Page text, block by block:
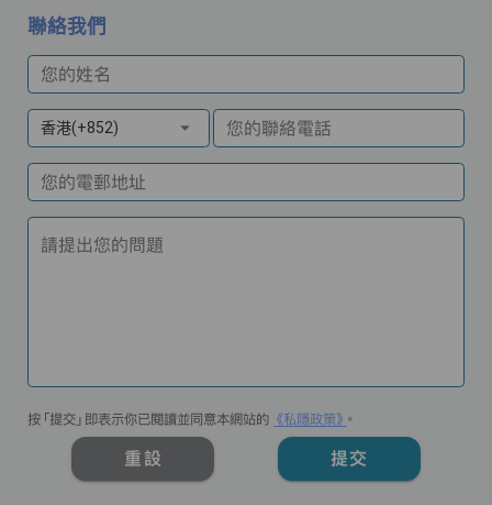
聯絡我們
您的姓名
香港(+852) 您的聯絡電話
您的電郵地址
請提出您的問題
按「提交」即表示你已閱讀並同意本網站的 《私隱政策》 。
重設 提交